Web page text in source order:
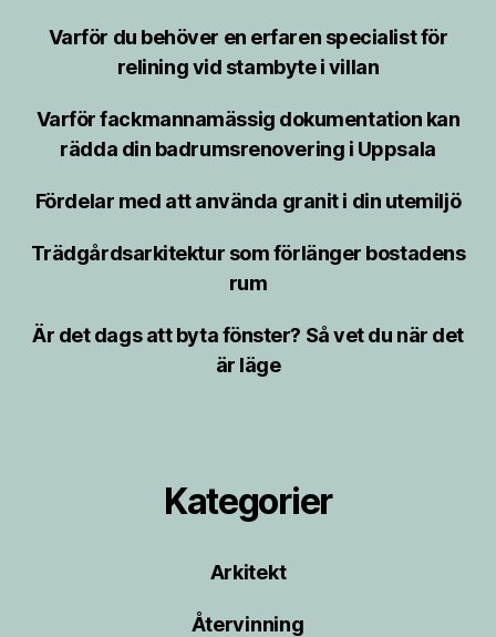
Varför du behöver en erfaren specialist för
relining vid stambyte i villan
Varför fackmannamässig dokumentation kan
rädda din badrumsrenovering i Uppsala
Fördelar med att använda granit i din utemiljö
Trädgårdsarkitektur som förlänger bostadens
rum
Är det dags att byta fönster? Så vet du när det
är läge
Kategorier
Arkitekt
Återvinning